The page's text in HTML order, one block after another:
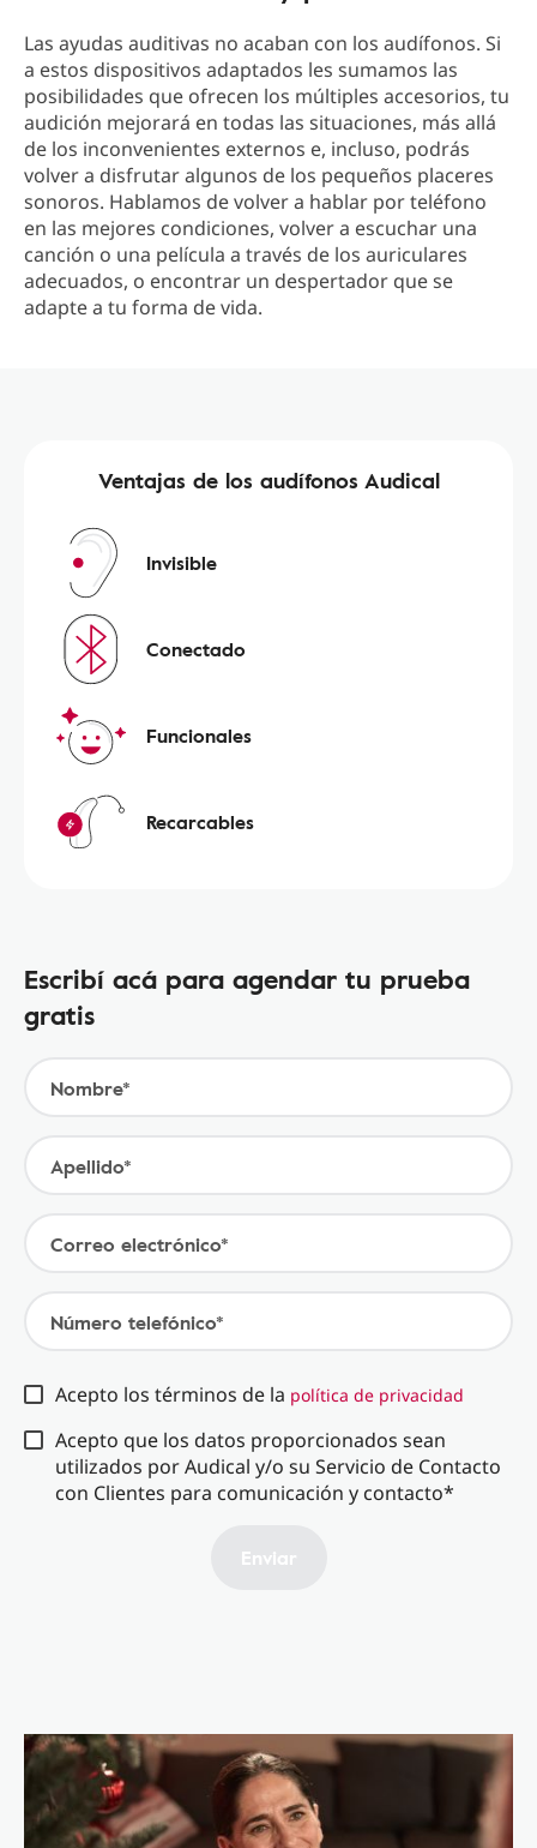
Las ayudas auditivas no acaban con los audífonos. Si
a estos dispositivos adaptados les sumamos las
posibilidades que ofrecen los múltiples accesorios, tu
audición mejorará en todas las situaciones, más allá
de los inconvenientes externos e, incluso, podrás
volver a disfrutar algunos de los pequeños placeres
sonoros. Hablamos de volver a hablar por teléfono
en las mejores condiciones, volver a escuchar una
canción o una película a través de los auriculares
adecuados, o encontrar un despertador que se
adapte a tu forma de vida.
Ventajas de los audífonos Audical
Invisible
Conectado
Funcionales
Recarcables
Escribí acá para agendar tu prueba
gratis
Nombre*
Apellido*
Correo electrónico*
Número telefónico*
Acepto los términos de la política de privacidad
Acepto que los datos proporcionados sean
utilizados por Audical y/o su Servicio de Contacto
con Clientes para comunicación y contacto*
Enviar